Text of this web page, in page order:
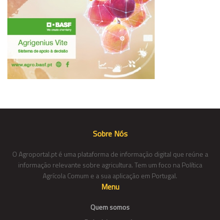
Sobre Nós
O Agroportal.pt é uma plataforma de informação digital que reúne a
informação relevante sobre agricultura. Tem um foco na Política
Agrícola Comum e a sua aplicação em Portugal.
Menu
Quem somos